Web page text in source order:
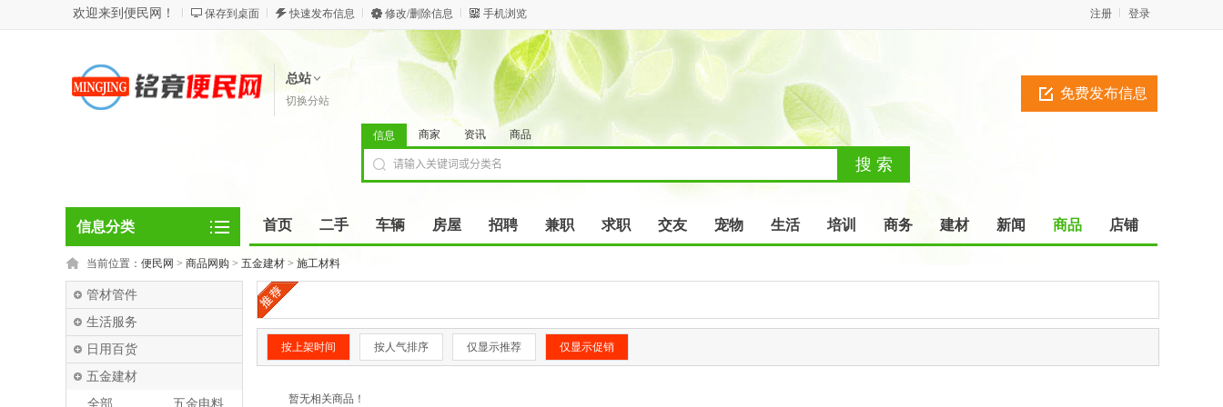
欢迎来到便民网！ 保存到桌面 快速发布信息 修改/删除信息 手机浏览 登录
注册
总站
切换分站 免费发布信息
信息 商家 资讯 商品
信息分类 首页 二手 车辆 房屋 招聘 兼职 求职 交友 宠物 生活 培训 商务 建材 新闻 商品 店铺
当前位置： 便民网 > 商品网购 > 五金建材 > 施工材料
管材管件
生活服务
日用百货
五金建材
全部
五金电料
按上架时间 按人气排序 仅显示推荐 仅显示促销
暂无相关商品！